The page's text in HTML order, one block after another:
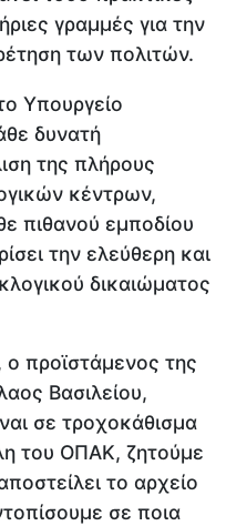
γραμμές για την
των πολιτών.
Υπουργείο
δυνατή
της πλήρους
κέντρων,
πιθανού εμποδίου
την ελεύθερη και
δικαιώματος
ο προϊστάμενος της
Βασιλείου,
σε τροχοκάθισμα
του ΟΠΑΚ, ζητούμε
το αρχείο
σε ποια